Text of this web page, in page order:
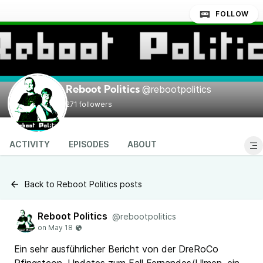
Reboot Politics @rebootpolitics
271 followers
FOLLOW
ACTIVITY EPISODES ABOUT
Back to Reboot Politics posts
Reboot Politics @rebootpolitics
Ein sehr ausführlicher Bericht von der DreRoCo